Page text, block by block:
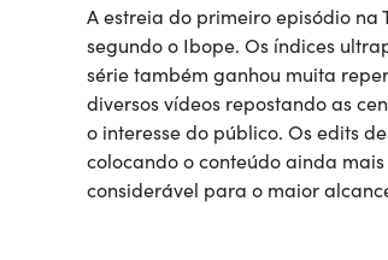
A estreia do primeiro episódio na
segundo o Ibope. Os índices
série também ganhou muita
diversos vídeos repostando as
o interesse do público. Os edits
colocando o conteúdo ainda
considerável para o maior